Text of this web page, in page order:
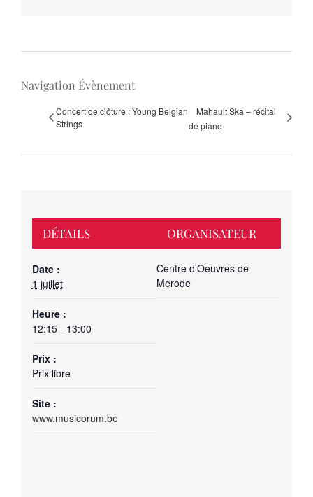
Navigation Évènement
Concert de clôture : Young Belgian
Strings
Mahault Ska – récital
de piano
DÉTAILS
Date :
1 juillet
Heure :
12:15 - 13:00
Prix :
Prix libre
Site :
www.musicorum.be
ORGANISATEUR
Centre d’Oeuvres de
Merode